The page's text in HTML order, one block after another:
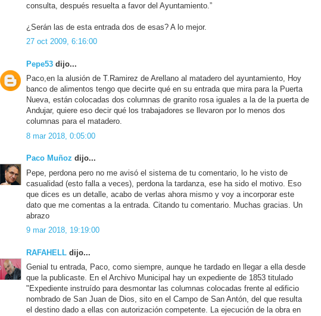
consulta, después resuelta a favor del Ayuntamiento.”
¿Serán las de esta entrada dos de esas? A lo mejor.
27 oct 2009, 6:16:00
Pepe53 dijo...
Paco,en la alusión de T.Ramirez de Arellano al matadero del ayuntamiento, Hoy
banco de alimentos tengo que decirte qué en su entrada que mira para la Puerta
Nueva, están colocadas dos columnas de granito rosa iguales a la de la puerta de
Andujar, quiere eso decir qué los trabajadores se llevaron por lo menos dos
columnas para el matadero.
8 mar 2018, 0:05:00
Paco Muñoz dijo...
Pepe, perdona pero no me avisó el sistema de tu comentario, lo he visto de
casualidad (esto falla a veces), perdona la tardanza, ese ha sido el motivo. Eso
que dices es un detalle, acabo de verlas ahora mismo y voy a incorporar este
dato que me comentas a la entrada. Citando tu comentario. Muchas gracias. Un
abrazo
9 mar 2018, 19:19:00
RAFAHELL dijo...
Genial tu entrada, Paco, como siempre, aunque he tardado en llegar a ella desde
que la publicaste. En el Archivo Municipal hay un expediente de 1853 titulado
"Expediente instruído para desmontar las columnas colocadas frente al edificio
nombrado de San Juan de Dios, sito en el Campo de San Antón, del que resulta
el destino dado a ellas con autorización competente. La ejecución de la obra en